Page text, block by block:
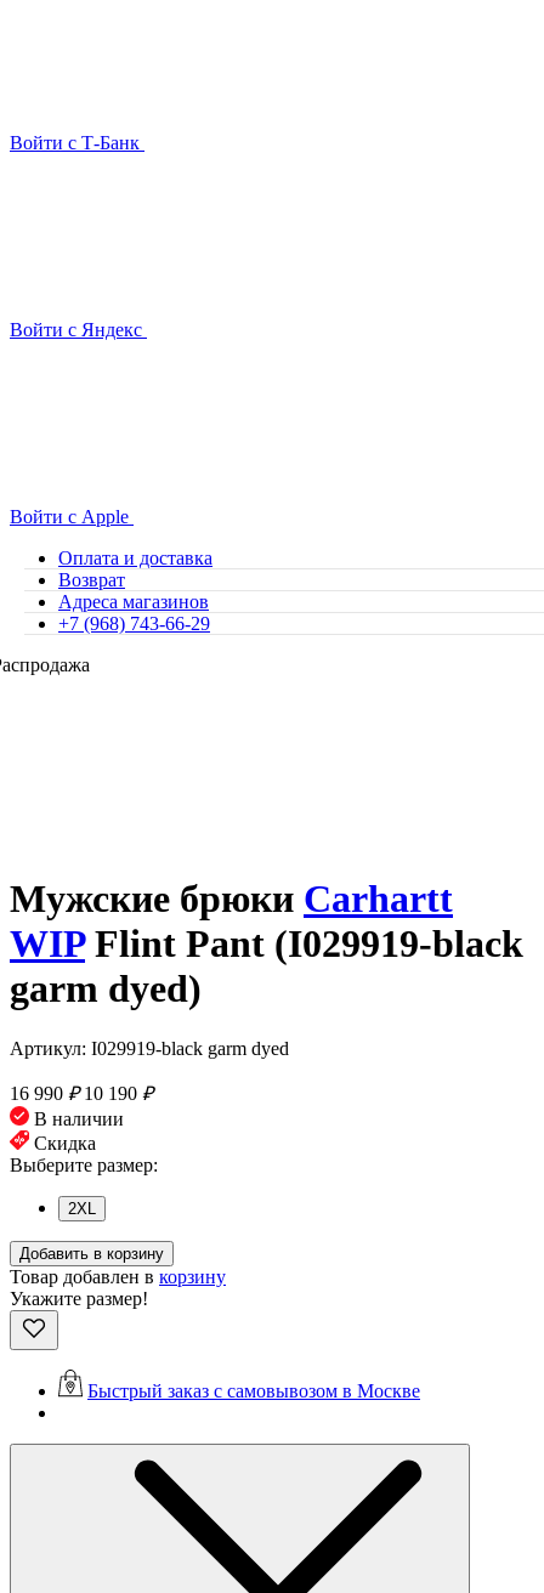
Войти с Т-Банк
Войти с Яндекс
Войти с Apple
Оплата и доставка
Возврат
Адреса магазинов
+7 (968) 743-66-29
Мужские брюки Carhartt
WIPFlint Pant (I029919-black
garm dyed)
Артикул: I029919-black garm dyed
16 990 ₽ 10 190 ₽
В наличии
Скидка
Выберите размер:
2XL
Добавить в корзину
Товар добавлен в корзину
Укажите размер!
Быстрый заказ с самовывозом в Москве